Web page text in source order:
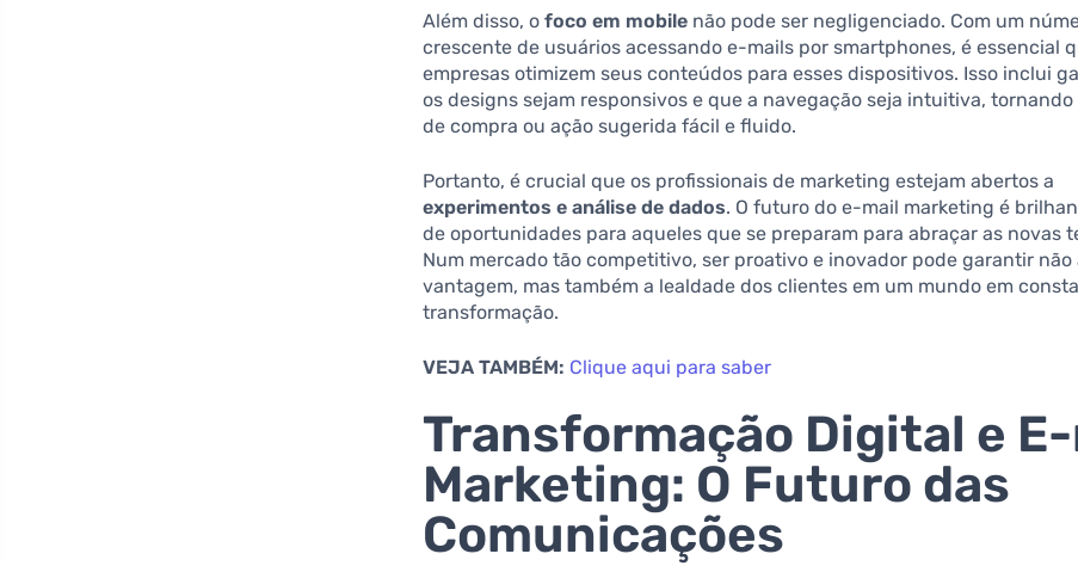
Além disso, ofoco em mobile não pode ser negligenciado. Com um
crescente de usuários acessando e-mails por smartphones, é essencial
empresas otimizem seus conteúdos para esses dispositivos. Isso inclui
os designs sejam responsivos e que a navegação seja intuitiva, tornando
de compra ou ação sugerida fácil e fluido.
Portanto, é crucial que os profissionais de marketing estejam abertos a
experimentos e análise de dados. O futuro do e-mail marketing é
de oportunidades para aqueles que se preparam para abraçar as novas
Num mercado tão competitivo, ser proativo e inovador pode garantir não
vantagem, mas também a lealdade dos clientes em um mundo em
transformação.
VEJA TAMBÉM: Clique aqui para saber
Transformação Digital e
Marketing: O Futuro das
Comunicações